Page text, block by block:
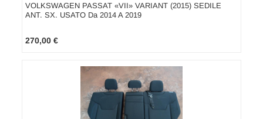
VOLKSWAGEN PASSAT «VII» VARIANT (2015) SEDILE
ANT. SX. USATO Da 2014 A 2019
270,00 €